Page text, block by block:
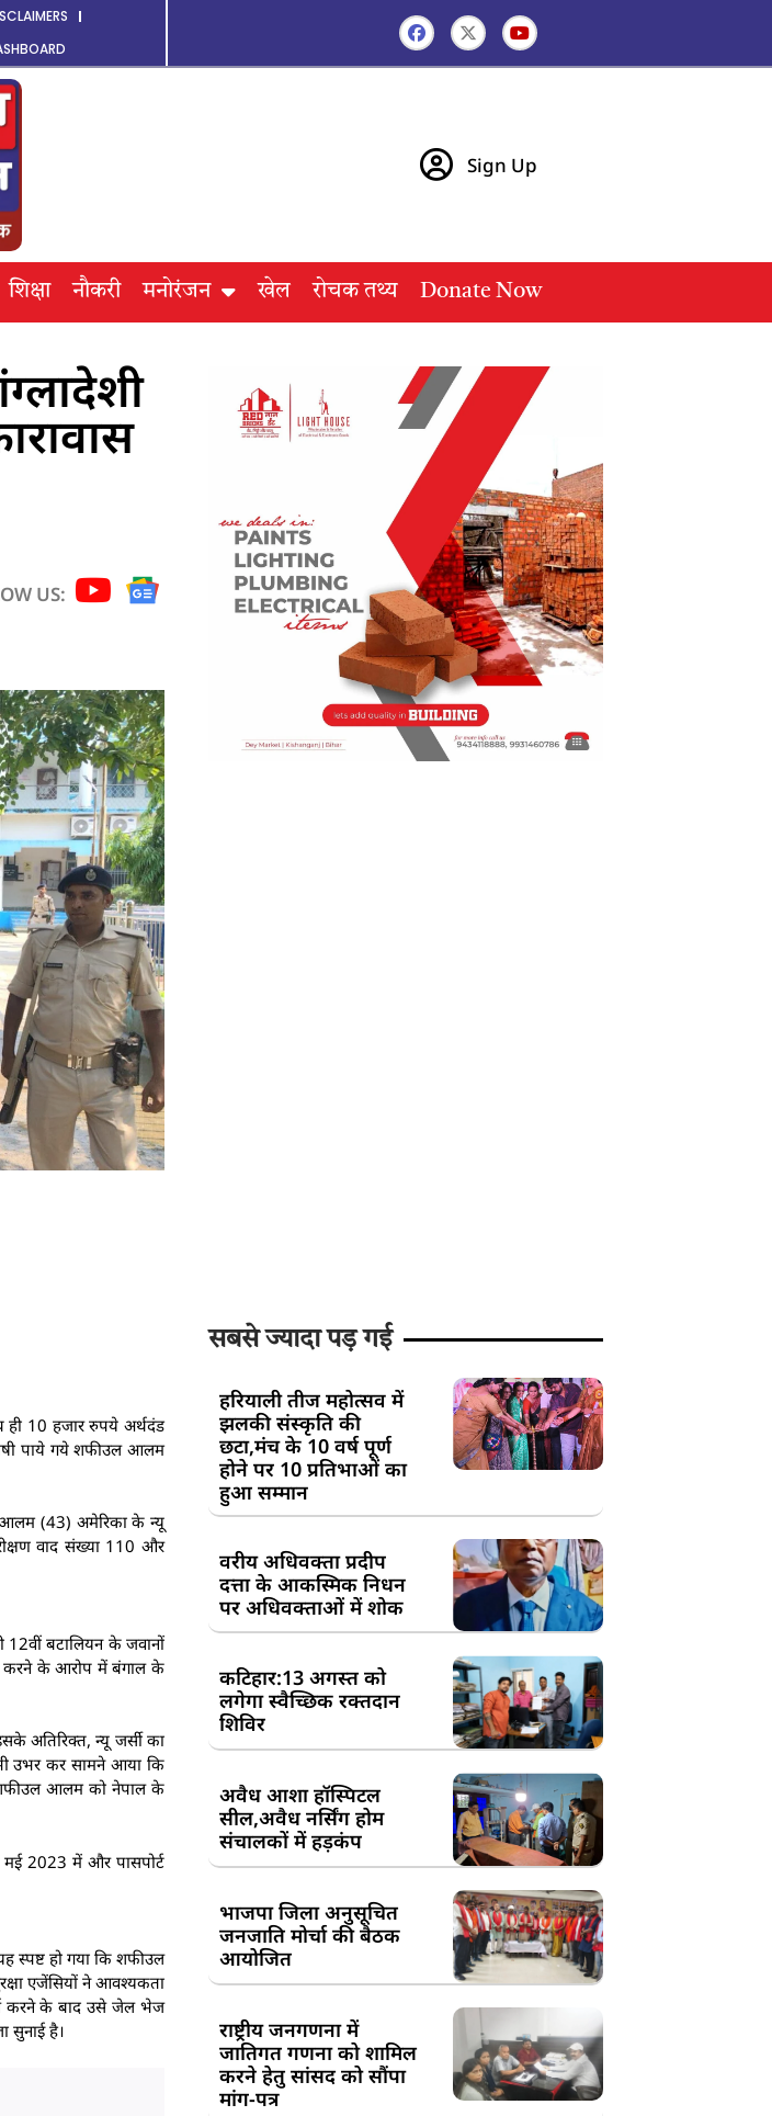
Sign Up
शिक्षा नौकरी मनोरंजन खेल रोचक तथ्य Donate Now
US:
ही 10 हजार रुपये अर्थदंड
पाये गये शफीउल आलम
आलम (43) अमेरिका के न्यू
वाद संख्या 110 और
12वीं बटालियन के जवानों
करने के आरोप में बंगाल के
अतिरिक्त, न्यू जर्सी का
उभर कर सामने आया कि
आलम को नेपाल के
2023 में और पासपोर्ट
स्पष्ट हो गया कि शफीउल
एजेंसियों ने आवश्यकता
करने के बाद उसे जेल भेज
सुनाई है।
सबसे ज्यादा पड़ गई
हरियाली तीज महोत्सव में
झलकी संस्कृति की
छटा,मंच के 10 वर्ष पूर्ण
होने पर 10 प्रतिभाओं का
हुआ सम्मान
वरीय अधिवक्ता प्रदीप
दत्ता के आकस्मिक निधन
पर अधिवक्ताओं में शोक
कटिहार:13 अगस्त को
लगेगा स्वैच्छिक रक्तदान
शिविर
अवैध आशा हॉस्पिटल
सील,अवैध नर्सिंग होम
संचालकों में हड़कंप
भाजपा जिला अनुसूचित
जनजाति मोर्चा की बैठक
आयोजित
राष्ट्रीय जनगणना में
जातिगत गणना को शामिल
करने हेतु सांसद को सौंपा
मांग-पत्र